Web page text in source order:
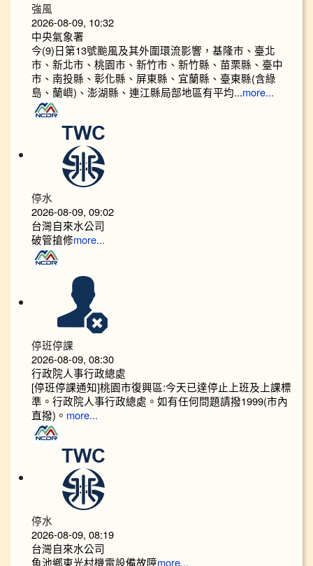
強風
2026-08-09, 10:32
中央氣象署
今(9)日第13號颱風及其外圍環流影響，基隆市、臺北
市、新北市、桃園市、新竹市、新竹縣、苗栗縣、臺中
市、南投縣、彰化縣、屏東縣、宜蘭縣、臺東縣(含綠
島、蘭嶼)、澎湖縣、連江縣局部地區有平均...more...
停水
2026-08-09, 09:02
台灣自來水公司
破管搶修more...
停班停課
2026-08-09, 08:30
行政院人事行政總處
[停班停課通知]桃園市復興區:今天已達停止上班及上課標
準。行政院人事行政總處。如有任何問題請撥1999(市內
直撥)。 more...
停水
2026-08-09, 08:19
台灣自來水公司
魚池鄉東光村機電設備故障more...